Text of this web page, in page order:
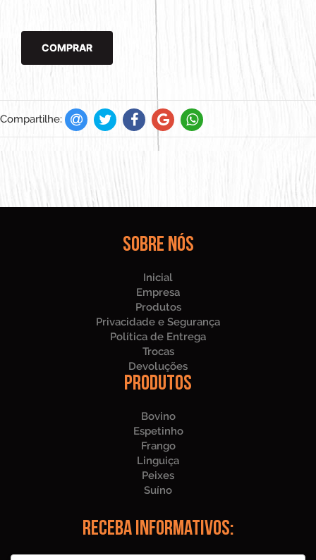
Compartilhe:
Sobre nós
Inicial
Empresa
Produtos
Privacidade e Segurança
Política de Entrega
Trocas
Devoluções
Produtos
Bovino
Espetinho
Frango
Linguiça
Peixes
Suíno
Receba informativos: